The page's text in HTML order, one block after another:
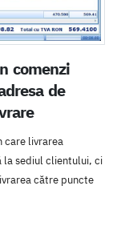
comenzi
de
care livrarea
la sediul clientului, ci
către puncte